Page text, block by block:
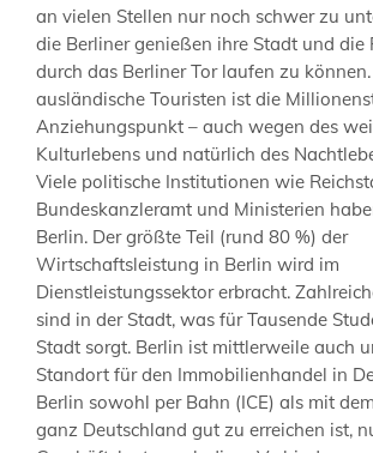
an vielen Stellen nur noch schwer zu
die Berliner genießen ihre Stadt und die
durch das Berliner Tor laufen zu
ausländische Touristen ist die
Anziehungspunkt – auch wegen des
Kulturlebens und natürlich des
Viele politische Institutionen wie
Bundeskanzleramt und Ministerien
Berlin. Der größte Teil (rund 80 %) der
Wirtschaftsleistung in Berlin wird im
Dienstleistungssektor erbracht.
sind in der Stadt, was für Tausende
Stadt sorgt. Berlin ist mittlerweile auch
Standort für den Immobilienhandel in
Berlin sowohl per Bahn (ICE) als mit
ganz Deutschland gut zu erreichen ist,